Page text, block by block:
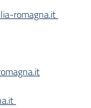
romagna.it